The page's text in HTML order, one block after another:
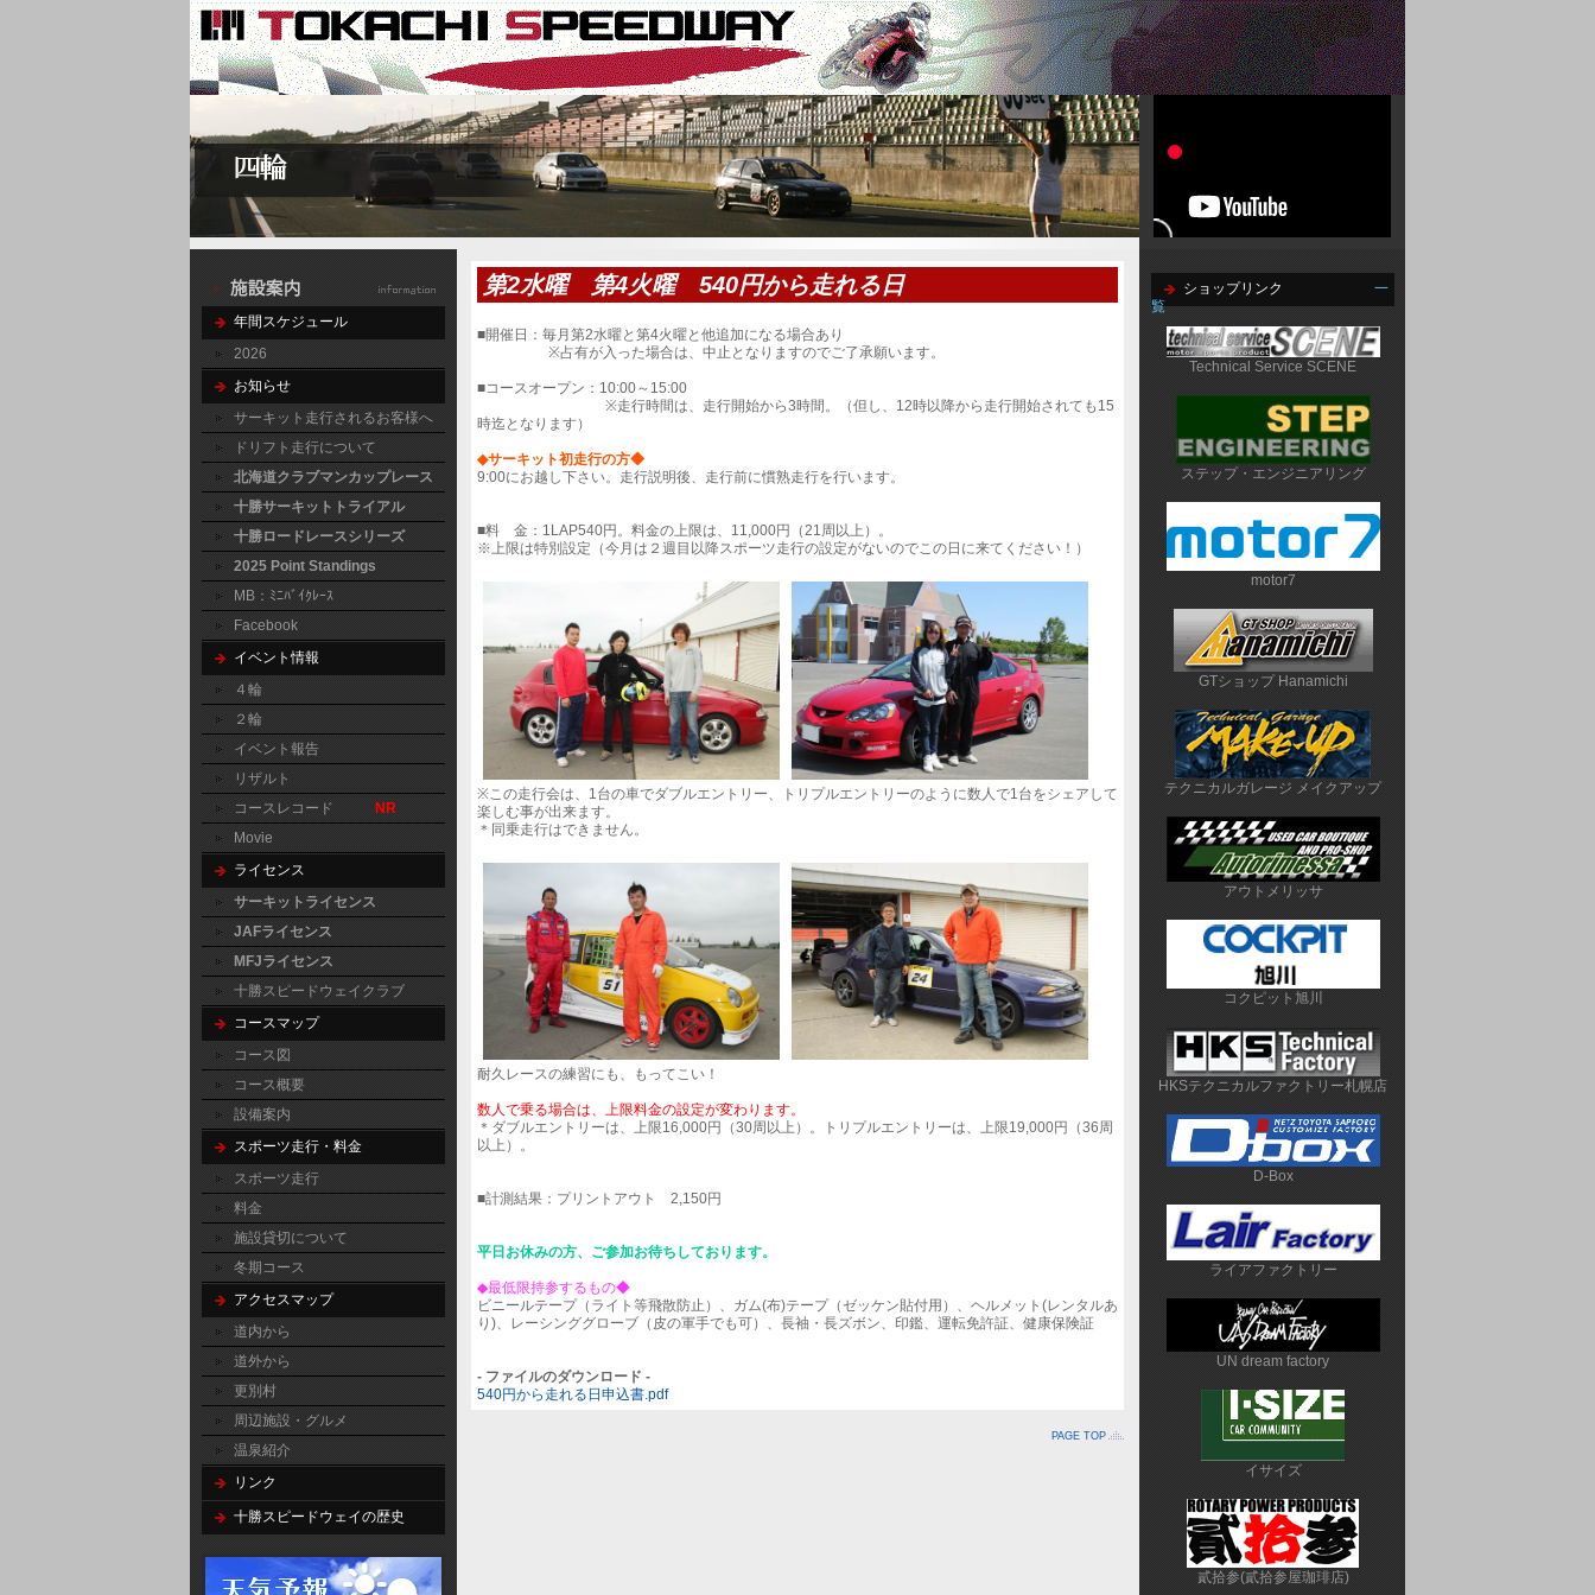
年間スケジュール
2026
お知らせ
サーキット走行されるお客様へ
ドリフト走行について
北海道クラブマンカップレース
十勝サーキットトライアル
十勝ロードレースシリーズ
2025 Point Standings
MB：ﾐﾆﾊﾞｲｸﾚｰｽ
Facebook
イベント情報
４輪
２輪
イベント報告
リザルト
コースレコード
NR
Movie
ライセンス
サーキットライセンス
JAFライセンス
MFJライセンス
十勝スピードウェイクラブ
コースマップ
コース図
コース概要
設備案内
スポーツ走行・料金
スポーツ走行
料金
施設貸切について
冬期コース
アクセスマップ
道内から
道外から
更別村
周辺施設・グルメ
温泉紹介
リンク
十勝スピードウェイの歴史
第2水曜 第4火曜 540円から走れる日
■開催日：毎月第2水曜と第4火曜と他追加になる場合あり
※占有が入った場合は、中止となりますのでご了承願います。
■コースオープン：10:00～15:00
※走行時間は、走行開始から3時間。（但し、12時以降から走行開始されても15
時迄となります）
◆サーキット初走行の方◆
9:00にお越し下さい。走行説明後、走行前に慣熟走行を行います。
■料 金：1LAP540円。料金の上限は、11,000円（21周以上）。
※上限は特別設定（今月は２週目以降スポーツ走行の設定がないのでこの日に来てください！）
※この走行会は、1台の車でダブルエントリー、トリプルエントリーのように数人で1台をシェアして
楽しむ事が出来ます。
＊同乗走行はできません。
耐久レースの練習にも、もってこい！
数人で乗る場合は、上限料金の設定が変わります。
＊ダブルエントリーは、上限16,000円（30周以上）。トリプルエントリーは、上限19,000円（36周
以上）。
■計測結果：プリントアウト 2,150円
平日お休みの方、ご参加お待ちしております。
◆最低限持参するもの◆
ビニールテープ（ライト等飛散防止）、ガム(布)テープ（ゼッケン貼付用）、ヘルメット(レンタルあ
り)、レーシンググローブ（皮の軍手でも可）、長袖・長ズボン、印鑑、運転免許証、健康保険証
- ファイルのダウンロード -
540円から走れる日申込書.pdf
PAGE TOP
ショップリンク
一
覧
Technical Service SCENE
ステップ・エンジニアリング
motor7
GTショップ Hanamichi
テクニカルガレージ メイクアップ
アウトメリッサ
コクピット旭川
HKSテクニカルファクトリー札幌店
D-Box
ライアファクトリー
UN dream factory
イサイズ
貳拾参(貳拾参屋珈琲店)